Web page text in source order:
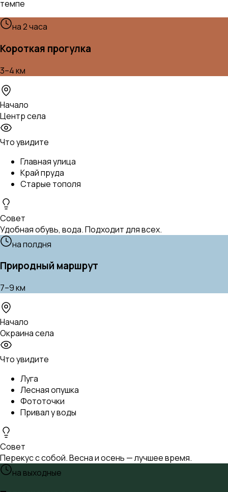
темпе
на 2 часа
Короткая прогулка
3–4 км
Начало
Центр села
Что увидите
Главная улица
Край пруда
Старые тополя
Совет
Удобная обувь, вода. Подходит для всех.
на полдня
Природный маршрут
7–9 км
Начало
Окраина села
Что увидите
Луга
Лесная опушка
Фототочки
Привал у воды
Совет
Перекус с собой. Весна и осень — лучшее время.
на выходные